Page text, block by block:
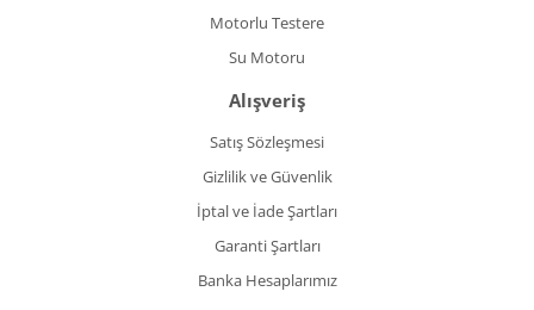
Motorlu Testere
Su Motoru
Alışveriş
Satış Sözleşmesi
Gizlilik ve Güvenlik
İptal ve İade Şartları
Garanti Şartları
Banka Hesaplarımız